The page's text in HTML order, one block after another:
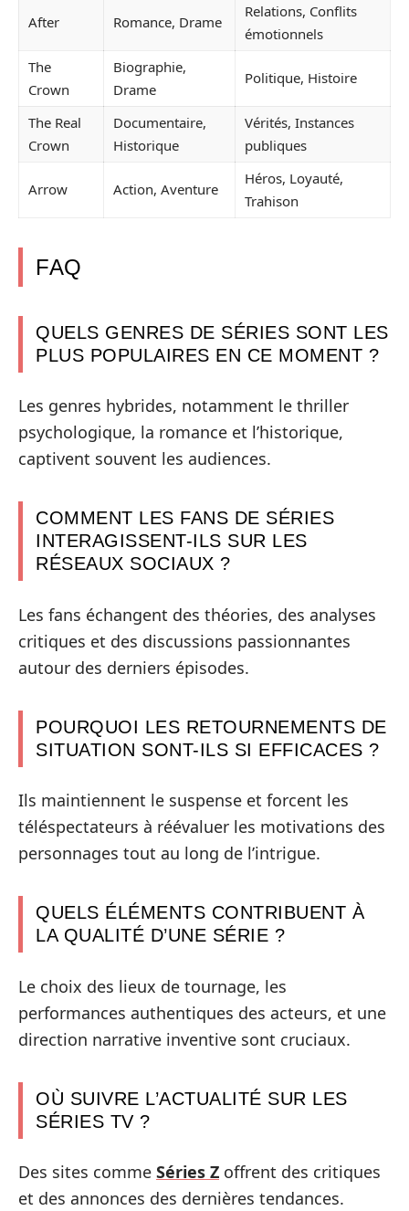
After Romance, Drame
Relations, Conflits
émotionnels
The
Crown
Biographie,
Drame
Politique, Histoire
The Real
Crown
Documentaire,
Historique
Vérités, Instances
publiques
Arrow Action, Aventure
Héros, Loyauté,
Trahison
FAQ
QUELS GENRES DE SÉRIES SONT LES
PLUS POPULAIRES EN CE MOMENT ?
Les genres hybrides, notamment le thriller
psychologique, la romance et l’historique,
captivent souvent les audiences.
COMMENT LES FANS DE SÉRIES
INTERAGISSENT-ILS SUR LES
RÉSEAUX SOCIAUX ?
Les fans échangent des théories, des analyses
critiques et des discussions passionnantes
autour des derniers épisodes.
POURQUOI LES RETOURNEMENTS DE
SITUATION SONT-ILS SI EFFICACES ?
Ils maintiennent le suspense et forcent les
téléspectateurs à réévaluer les motivations des
personnages tout au long de l’intrigue.
QUELS ÉLÉMENTS CONTRIBUENT À
LA QUALITÉ D’UNE SÉRIE ?
Le choix des lieux de tournage, les
performances authentiques des acteurs, et une
direction narrative inventive sont cruciaux.
OÙ SUIVRE L’ACTUALITÉ SUR LES
SÉRIES TV ?
Des sites comme Séries Z offrent des critiques
et des annonces des dernières tendances.